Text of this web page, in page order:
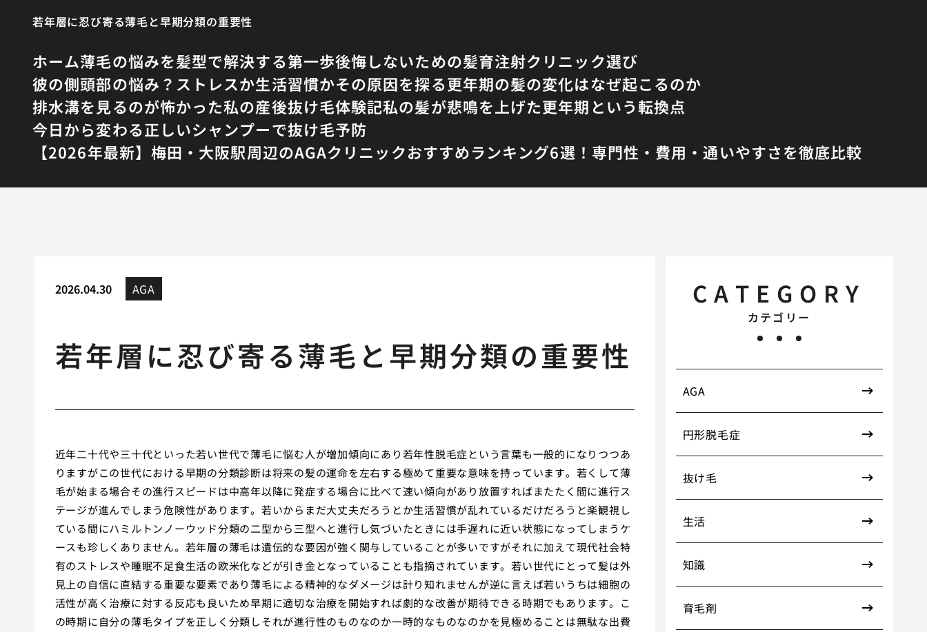
若年層に忍び寄る薄毛と早期分類の重要性
ホーム薄毛の悩みを髪型で解決する第一歩後悔しないための髪育注射クリニック選び
彼の側頭部の悩み？ストレスか生活習慣かその原因を探る更年期の髪の変化はなぜ起こるのか
排水溝を見るのが怖かった私の産後抜け毛体験記私の髪が悲鳴を上げた更年期という転換点
今日から変わる正しいシャンプーで抜け毛予防
【2026年最新】梅田・大阪駅周辺のAGAクリニックおすすめランキング6選！専門性・費用・通いやすさを徹底比較
2026.04.30 AGA
若年層に忍び寄る薄毛と早期分類の重要性
近年二十代や三十代といった若い世代で薄毛に悩む人が増加傾向にあり若年性脱毛症という言葉も一般的になりつつあ
りますがこの世代における早期の分類診断は将来の髪の運命を左右する極めて重要な意味を持っています。若くして薄
毛が始まる場合その進行スピードは中高年以降に発症する場合に比べて速い傾向があり放置すればまたたく間に進行ス
テージが進んでしまう危険性があります。若いからまだ大丈夫だろうとか生活習慣が乱れているだけだろうと楽観視し
ている間にハミルトンノーウッド分類の二型から三型へと進行し気づいたときには手遅れに近い状態になってしまうケ
ースも珍しくありません。若年層の薄毛は遺伝的な要因が強く関与していることが多いですがそれに加えて現代社会特
有のストレスや睡眠不足食生活の欧米化などが引き金となっていることも指摘されています。若い世代にとって髪は外
見上の自信に直結する重要な要素であり薄毛による精神的なダメージは計り知れませんが逆に言えば若いうちは細胞の
活性が高く治療に対する反応も良いため早期に適切な治療を開始すれば劇的な改善が期待できる時期でもあります。こ
の時期に自分の薄毛タイプを正しく分類しそれが進行性のものなのか一時的なものなのかを見極めることは無駄な出費
CATEGORY
カテゴリー
AGA
円形脱毛症
抜け毛
生活
知識
育毛剤